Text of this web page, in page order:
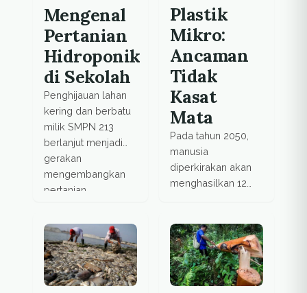
kelompok rentan.
lingkungan.
Mengenal
Pertanian
Hidroponik
di Sekolah
Penghijauan lahan
kering dan berbatu
milik SMPN 213
berlanjut menjadi
gerakan
mengembangkan
pertanian
jauh dari itu, para
guru dan murid
sekolah ini juga
sedang
mengembangkan
Plastik
Mikro:
Ancaman
Tidak
Kasat
Mata
Pada tahun 2050,
manusia
diperkirakan akan
menghasilkan 12
ton sampah plastik
membanjiri laut.
Diantara sampah
plastik ini, terdapat